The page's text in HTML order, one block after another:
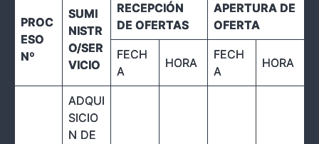
PROC
ESO
Nº
SUMI
NISTR
O/SER
VICIO
RECEPCIÓN
DE OFERTAS
APERTURA DE
OFERTA
FECH
A
HORA
FECH
A
HORA
ADQUI
SICIO
N DE